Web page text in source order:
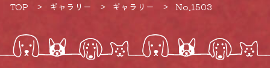
TOP ギャラリー ギャラリー No.1503